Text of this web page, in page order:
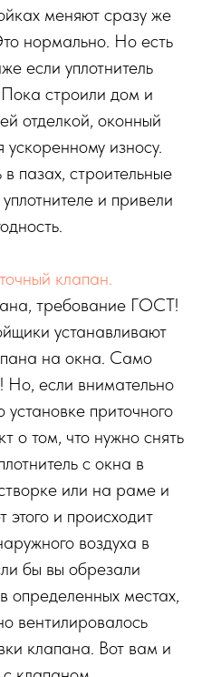
меняют сразу же
нормально. Но есть
если уплотнитель
Пока строили дом и
отделкой, оконный
ускоренному износу.
пазах, строительные
и привели
клапан.
требование ГОСТ!
устанавливают
на окна. Само
Но, если внимательно
установке приточного
о том, что нужно снять
с окна в
или на раме и
этого и происходит
воздуха в
бы вы обрезали
определенных местах,
вентилировалось
клапана. Вот вам и